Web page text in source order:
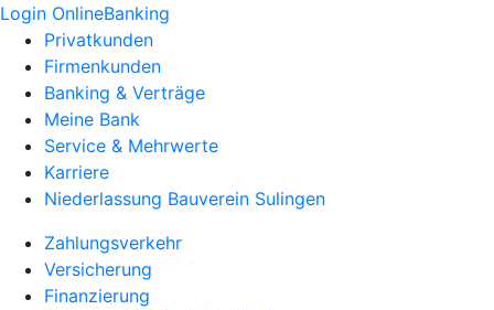
Login OnlineBanking
Privatkunden
Firmenkunden
Banking & Verträge
Meine Bank
Service & Mehrwerte
Karriere
Niederlassung Bauverein Sulingen
Zahlungsverkehr
Versicherung
Finanzierung